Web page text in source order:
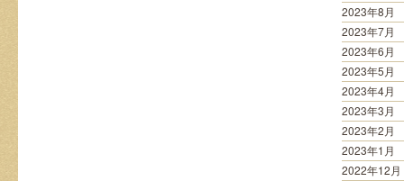
2023年8月
2023年7月
2023年6月
2023年5月
2023年4月
2023年3月
2023年2月
2023年1月
2022年12月